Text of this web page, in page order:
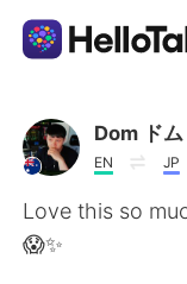
語学交換アプ
AI Grammar
日本語
Dom ドム
EN JP
Love this so
😱✨